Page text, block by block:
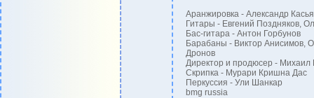
Аранжировка - Александр
Гитары - Евгений Поздняков,
Бас-гитара - Антон Горбунов
Барабаны - Виктор Анисимов,
Дронов
Директор и продюсер - Михаил
Скрипка - Мурари Кришна Дас
Перкуссия - Ули Шанкар
bmg russia